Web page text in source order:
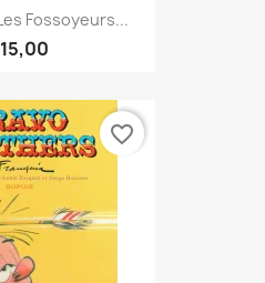
Fossoyeurs...
favorite_border